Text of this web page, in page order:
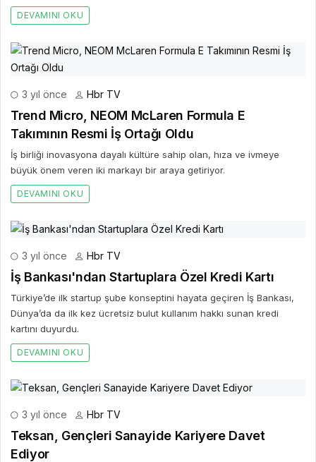
DEVAMINI OKU
3 yıl önce Hbr TV
Trend Micro, NEOM McLaren Formula E
Takımının Resmi İş Ortağı Oldu
İş birliği inovasyona dayalı kültüre sahip olan, hıza ve ivmeye
büyük önem veren iki markayı bir araya getiriyor.
DEVAMINI OKU
3 yıl önce Hbr TV
İş Bankası'ndan Startuplara Özel Kredi Kartı
Türkiye’de ilk startup şube konseptini hayata geçiren İş Bankası,
Dünya’da da ilk kez ücretsiz bulut kullanım hakkı sunan kredi
kartını duyurdu.
DEVAMINI OKU
3 yıl önce Hbr TV
Teksan, Gençleri Sanayide Kariyere Davet
Ediyor